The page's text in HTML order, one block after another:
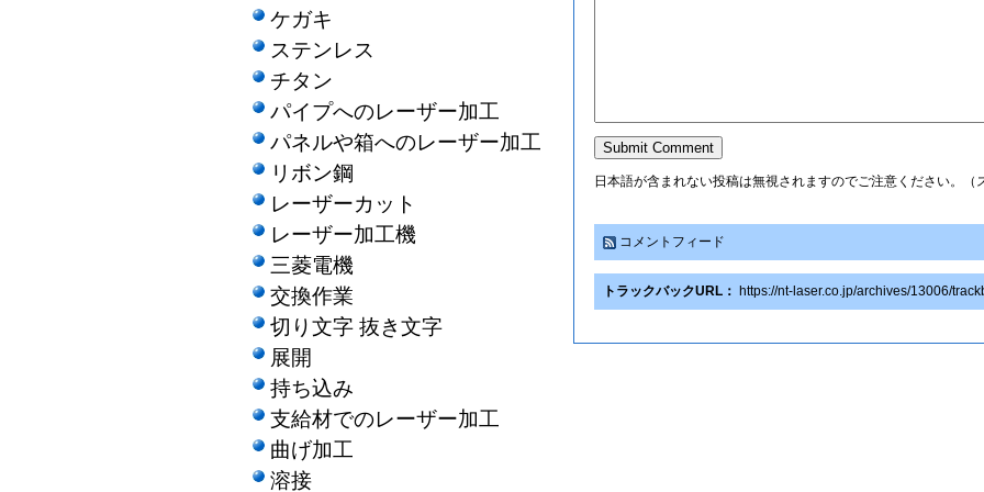
日本語が含まれない投稿は無視されますのでご注意ください。（
コメントフィード
トラックバックURL： https://nt-laser.co.jp/archives/13006/
ケガキ
ステンレス
チタン
パイプへのレーザー加工
パネルや箱へのレーザー加工
リボン鋼
レーザーカット
レーザー加工機
三菱電機
交換作業
切り文字 抜き文字
展開
持ち込み
支給材でのレーザー加工
曲げ加工
溶接